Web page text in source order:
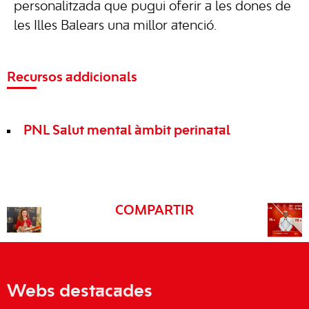
personalitzada que pugui oferir a les dones de
les Illes Balears una millor atenció.
Recursos addicionals
PNL Salut mental àmbit perinatal
COMPARTIR
Webs destacades